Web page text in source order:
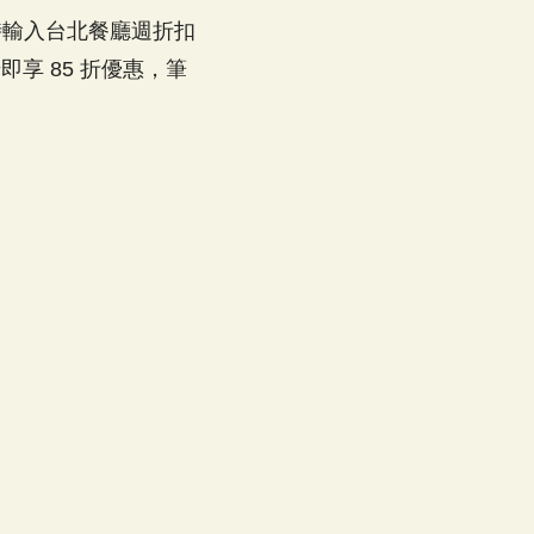
入台北餐廳週折扣
享 85 折優惠，筆